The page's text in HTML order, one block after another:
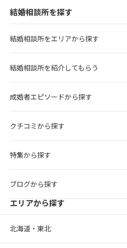
結婚相談所を探す
結婚相談所をエリアから探す
結婚相談所を紹介してもらう
成婚者エピソードから探す
クチコミから探す
特集から探す
ブログから探す
エリアから探す
北海道・東北